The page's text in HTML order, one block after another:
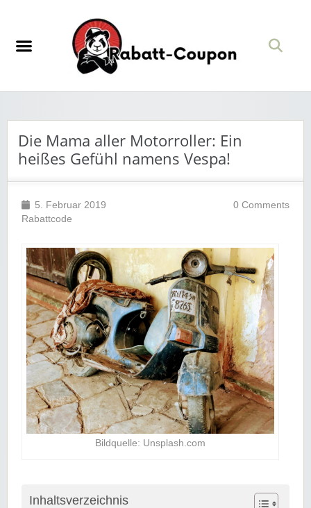
Die Mama aller Motorroller: Ein
heißes Gefühl namens Vespa!
5. Februar 2019
Rabattcode
0 Comments
Bildquelle: Unsplash.com
Inhaltsverzeichnis